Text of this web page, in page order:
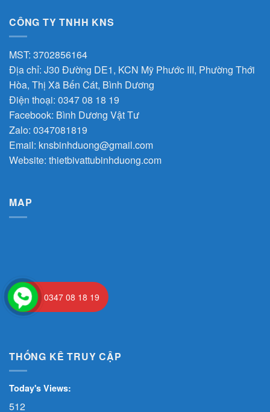
CÔNG TY TNHH KNS
MST: 3702856164
Địa chỉ: J30 Đường DE1, KCN Mỹ Phước III, Phường Thới
Hòa, Thị Xã Bến Cát, Bình Dương
Điện thoại: 0347 08 18 19
Facebook: Bình Dương Vật Tư
Zalo: 0347081819
Email: knsbinhduong@gmail.com
Website: thietbivattubinhduong.com
MAP
THỐNG KÊ TRUY CẬP
Today's Views:
512
0347 08 18 19